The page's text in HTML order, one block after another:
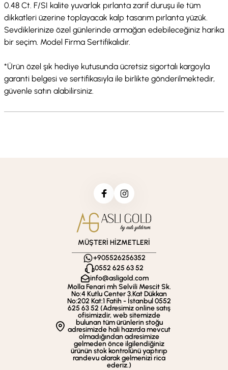
0.48 Ct. F/SI kalite yuvarlak pırlanta zarif duruşu ile tüm
dikkatleri üzerine toplayacak kalp tasarım pırlanta yüzük.
Sevdiklerinize özel günlerinde armağan edebileceğiniz harika
bir seçim. Model Firma Sertifikalıdır.
*Ürün özel şık hediye kutusunda ücretsiz sigortalı kargoyla
garanti belgesi ve sertifikasıyla ile birlikte gönderilmektedir,
güvenle satın alabilirsiniz.
MÜŞTERİ HİZMETLERİ
+905526256352
0552 625 63 52
info@asligold.com
Molla Fenari mh Selvili Mescit Sk.
No:4 Kutlu Center 3.Kat Dükkan
No:202 Kat:1 Fatih - İstanbul 0552
625 63 52 (Adresimiz online satış
ofisimizdir, web sitemizde
bulunan tüm ürünlerin stoğu
adresimizde hali hazırda mevcut
olmadığından adresimize
gelmeden önce ilgilendiğiniz
ürünün stok kontrolünü yaptırıp
randevu alarak gelmenizi rica
ederiz.)